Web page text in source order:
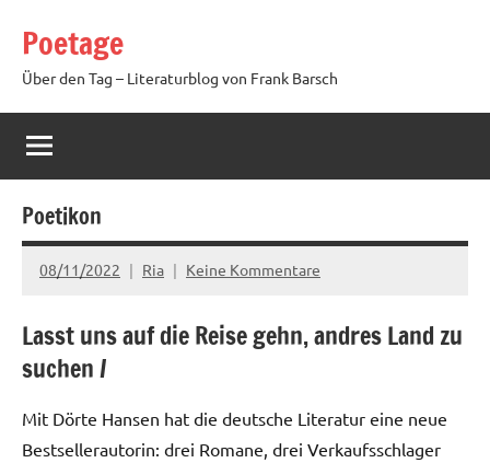
Inhalt
springen
Poetage
Über den Tag – Literaturblog von Frank Barsch
Poetikon
08/11/2022 Ria Keine Kommentare
Lasst uns auf die Reise gehn, andres Land zu
suchen /
Mit Dörte Hansen hat die deutsche Literatur eine neue
Bestsellerautorin: drei Romane, drei Verkaufsschlager